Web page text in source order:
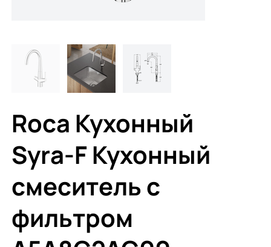
Roca Кухонный
Syra-F Кухонный
смеситель с
фильтром